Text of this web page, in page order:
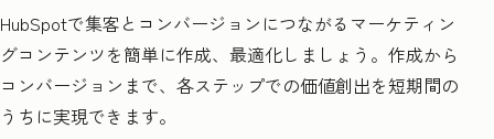
HubSpotで集客とコンバージョンにつながるマーケティン
グコンテンツを簡単に作成、最適化しましょう。作成から
コンバージョンまで、各ステップでの価値創出を短期間の
うちに実現できます。